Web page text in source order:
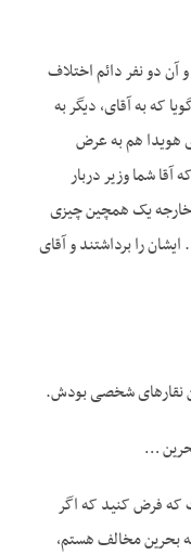
آن دو نفر دائم اختلاف
که به آقای، دیگر به
هویدا هم به عرض
شما وزیر دربار
خارجه یک همچین چیزی
را برداشتند و آقای
نقارهای شخصی بودش.
…
فرض کنید که اگر
بحرین مخالف هستم،